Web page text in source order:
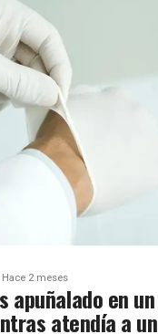
Hace 2 meses
apuñalado en un
atendía a un